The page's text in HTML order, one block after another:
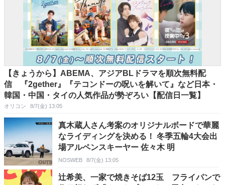
【きょうから】ABEMA、アジアBLドラマを順次無料配
信 『2gether』『テコンドーの呪いを解いて』など日本・
韓国・中国・タイの人気作品が勢ぞろい【配信日一覧】
オリコン 8/7(金) 13:05
真木蔵人さん考案のオリジナルボードで華麗
なライディングを決める！ 冬季五輪4大会出
場アルペンスキーヤー 佐々木 明
NOSWEB 8/7(金) 13:05
辻希美、一家で焼きそば12玉 フライパンで